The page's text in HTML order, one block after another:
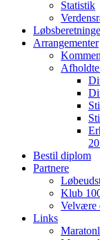
Statistik
Arrangementer
Afholdte
Bestil diplom
Partnere
Klub
Velvære
Links